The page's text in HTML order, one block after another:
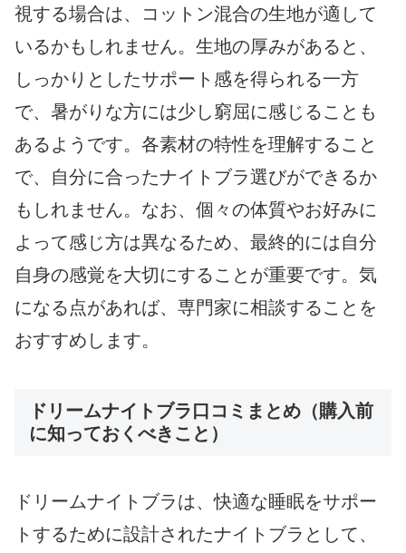
視する場合は、コットン混合の生地が適して
いるかもしれません。生地の厚みがあると、
しっかりとしたサポート感を得られる一方
で、暑がりな方には少し窮屈に感じることも
あるようです。各素材の特性を理解すること
で、自分に合ったナイトブラ選びができるか
もしれません。なお、個々の体質やお好みに
よって感じ方は異なるため、最終的には自分
自身の感覚を大切にすることが重要です。気
になる点があれば、専門家に相談することを
おすすめします。
ドリームナイトブラ口コミまとめ（購入前
に知っておくべきこと）
ドリームナイトブラは、快適な睡眠をサポー
トするために設計されたナイトブラとして、